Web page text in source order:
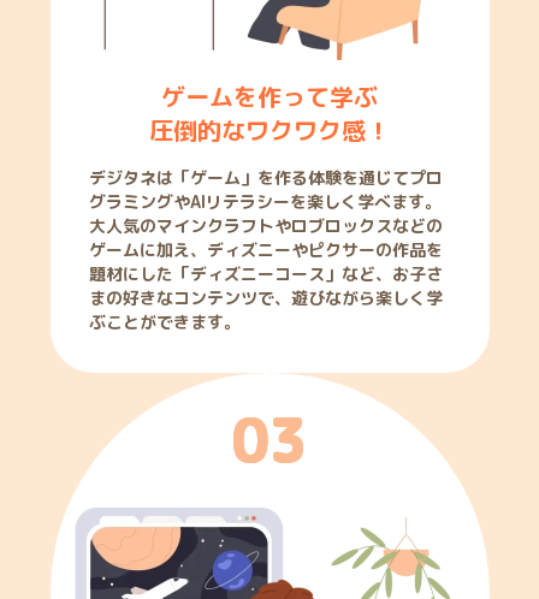
ゲームを作って学ぶ
圧倒的なワクワク感！
デジタネは「ゲーム」を作る体験を通じてプロ
グラミングやAIリテラシーを楽しく学べます。
大人気のマインクラフトやロブロックスなどの
ゲームに加え、ディズニーやピクサーの作品を
題材にした「ディズニーコース」など、お子さ
まの好きなコンテンツで、遊びながら楽しく学
ぶことができます。
03